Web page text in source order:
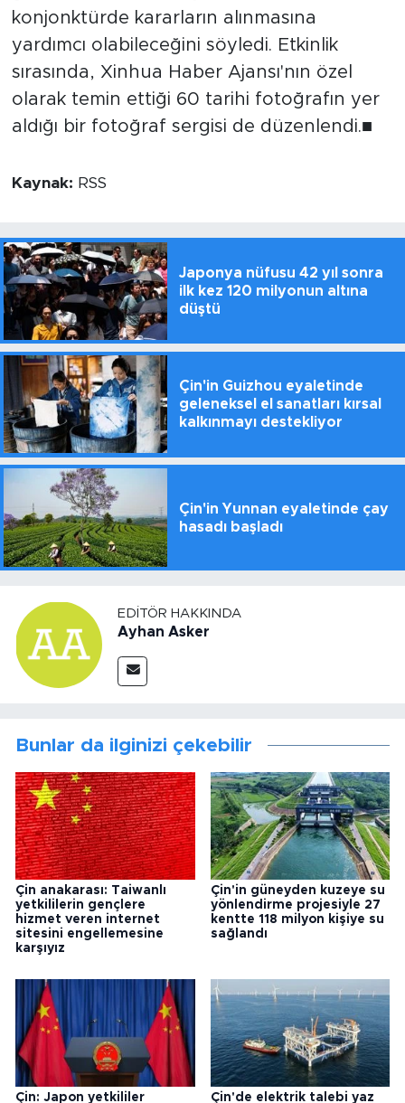
konjonktürde kararların alınmasına
yardımcı olabileceğini söyledi. Etkinlik
sırasında, Xinhua Haber Ajansı'nın özel
olarak temin ettiği 60 tarihi fotoğrafın yer
aldığı bir fotoğraf sergisi de düzenlendi.■
Kaynak: RSS
Japonya nüfusu 42 yıl sonra
ilk kez 120 milyonun altına
düştü
Çin'in Guizhou eyaletinde
geleneksel el sanatları kırsal
kalkınmayı destekliyor
Çin'in Yunnan eyaletinde çay
hasadı başladı
EDITÖR HAKKINDA
Ayhan Asker
Bunlar da ilginizi çekebilir
Çin anakarası: Taiwanlı
yetkililerin gençlere
hizmet veren internet
sitesini engellemesine
karşıyız
Çin'in güneyden kuzeye su
yönlendirme projesiyle 27
kentte 118 milyon kişiye su
sağlandı
Çin: Japon yetkililer Çin'de elektrik talebi yaz